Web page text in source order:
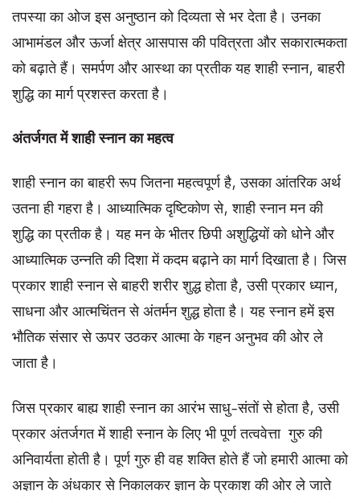
तपस्या का ओज इस अनुष्ठान को दिव्यता से भर देता है। उनका
आभामंडल और ऊर्जा क्षेत्र आसपास की पवित्रता और सकारात्मकता
को बढ़ाते हैं। समर्पण और आस्था का प्रतीक यह शाही स्नान, बाहरी
शुद्धि का मार्ग प्रशस्त करता है।
अंतर्जगत में शाही स्नान का महत्व
शाही स्नान का बाहरी रूप जितना महत्वपूर्ण है, उसका आंतरिक अर्थ
उतना ही गहरा है। आध्यात्मिक दृष्टिकोण से, शाही स्नान मन की
शुद्धि का प्रतीक है। यह मन के भीतर छिपी अशुद्धियों को धोने और
आध्यात्मिक उन्नति की दिशा में कदम बढ़ाने का मार्ग दिखाता है। जिस
प्रकार शाही स्नान से बाहरी शरीर शुद्ध होता है, उसी प्रकार ध्यान,
साधना और आत्मचिंतन से अंतर्मन शुद्ध होता है। यह स्नान हमें इस
भौतिक संसार से ऊपर उठकर आत्मा के गहन अनुभव की ओर ले
जाता है।
जिस प्रकार बाह्य शाही स्नान का आरंभ साधु-संतों से होता है, उसी
प्रकार अंतर्जगत में शाही स्नान के लिए भी पूर्ण तत्ववेत्ता गुरु की
अनिवार्यता होती है। पूर्ण गुरु ही वह शक्ति होते हैं जो हमारी आत्मा को
अज्ञान के अंधकार से निकालकर ज्ञान के प्रकाश की ओर ले जाते